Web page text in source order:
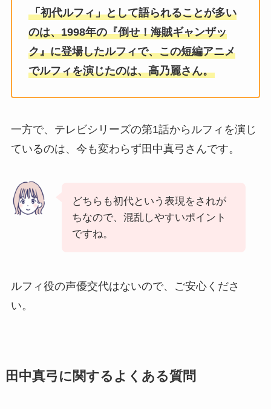
「初代ルフィ」として語られることが多い
のは、1998年の『倒せ！海賊ギャンザッ
ク』に登場したルフィで、この短編アニメ
でルフィを演じたのは、高乃麗さん。
一方で、テレビシリーズの第1話からルフィを演じ
ているのは、今も変わらず田中真弓さんです。
どちらも初代という表現をされが
ちなので、混乱しやすいポイント
ですね。
ルフィ役の声優交代はないので、ご安心くださ
い。
田中真弓に関するよくある質問